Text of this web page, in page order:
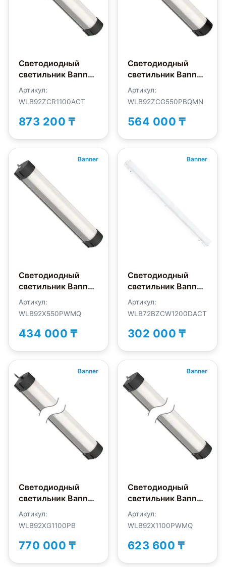
Светодиодный
светильник Banner
WLB92ZCR1100ACT
Артикул:
WLB92ZCR1100ACT
873 200 ₸
Светодиодный
светильник Banner
WLB92ZCG550PBQMN
Артикул:
WLB92ZCG550PBQMN
564 000 ₸
Banner
Светодиодный
светильник Banner
WLB92X550PWMQ
Артикул:
WLB92X550PWMQ
434 000 ₸
Banner
Светодиодный
светильник Banner
WLB72BZCW1200DACT
Артикул:
WLB72BZCW1200DACT
302 000 ₸
Banner
Светодиодный
светильник Banner
WLB92XG1100PB
Артикул:
WLB92XG1100PB
770 000 ₸
Banner
Светодиодный
светильник Banner
WLB92X1100PWMQ
Артикул:
WLB92X1100PWMQ
623 600 ₸